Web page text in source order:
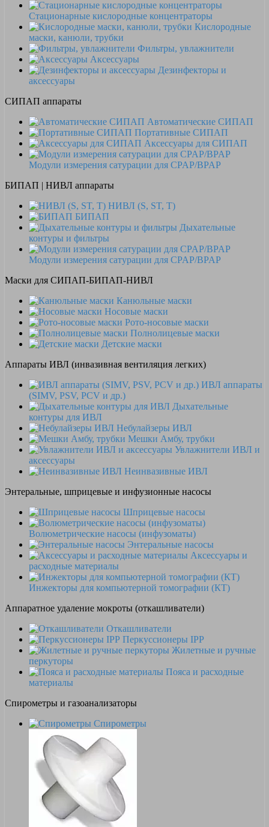
Стационарные кислородные концентраторы
Кислородные
маски, канюли, трубки
Фильтры, увлажнители
Аксессуары
Дезинфекторы и
аксессуары
СИПАП аппараты
Автоматические СИПАП
Портативные СИПАП
Аксессуары для СИПАП
Модули измерения сатурации для CPAP/BPAP
БИПАП | НИВЛ аппараты
НИВЛ (S, ST, T)
БИПАП
Дыхательные
контуры и фильтры
Модули измерения сатурации для CPAP/BPAP
Маски для СИПАП-БИПАП-НИВЛ
Канюльные маски
Носовые маски
Рото-носовые маски
Полнолицевые маски
Детские маски
Аппараты ИВЛ (инвазивная вентиляция легких)
ИВЛ аппараты
(SIMV, PSV, PCV и др.)
Дыхательные
контуры для ИВЛ
Небулайзеры ИВЛ
Мешки Амбу, трубки
Увлажнители ИВЛ и
аксессуары
Неинвазивные ИВЛ
Энтеральные, шприцевые и инфузионные насосы
Шприцевые насосы
Волюметрические насосы (инфузоматы)
Энтеральные насосы
Аксессуары и
расходные материалы
Инжекторы для компьютерной томографии (КТ)
Аппаратное удаление мокроты (откашливатели)
Откашливатели
Перкуссионеры IPP
Жилетные и ручные
перкуторы
Пояса и расходные
материалы
Спирометры и газоанализаторы
Спирометры